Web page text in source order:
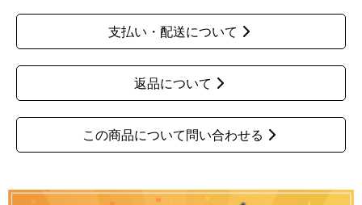
支払い・配送について
返品について
この商品について問い合わせる